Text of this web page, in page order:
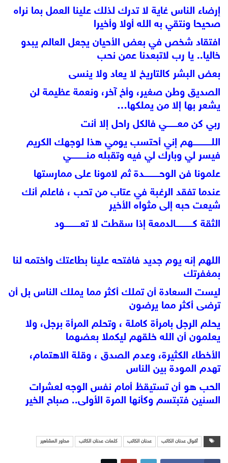
إرضاء الناس غاية لا تدرك لذلك علينا العمل بما نراه
صحيحا ونتقي به الله أولا وأخيرا
افتقاد شخص في بعض الأحيان يجعل العالم يبدو
خاليا.. يا رب لاتبعدنا عمن نحب
بعض البشر كالتاريخ لا يعاد ولا ينسى
الصديق وطن صغير، وأخ آخر، ونعمة عظيمة لن
يشعر بها إلا من يملكها…
ربي كن معـــــــي فالكل راحل إلا أنت
اللــــــــــــهم إني أحتسب يومي هذا لوجهك الكريم
فيسر لي وبارك لي فيه وتقبله منــــــــــي
علمونا فن الوحــــــــــدة ثم لامونا على ممارستها
عندما تفقد الرغبة في عتاب من تحب ، فاعلم أنك
شيعت حبه إلى مثواه الأخير
الثقة كـــــــــــالدمعة إذا سقطت لا تعــــــــــود
اللهم إنه يوم جديد فافتحه علينا بطاعتك واختمه لنا
بمغفرتك
ليست السعادة أن تملك أكثر مما يملك الناس بل أن
ترضى أكثر مما يرضون
يحلم الرجل بامرأة كاملة ، وتحلم المرأة برجل، ولا
يعلمون أن الله خلقهم ليكملا بعضهما
الأخطاء الكثيرة، وعدم الصدق ، وقلة الاهتمام،
تهدم المودة بين الناس
الحب هو أن تستيقظ أمام نفس الوجه لعشرات
السنين فتبتسم وكأنها المرة الأولى.. صباح الخير
أقوال عدنان الكاتب عدنان الكاتب كلمات عدنان الكاتب محاور المشاهير